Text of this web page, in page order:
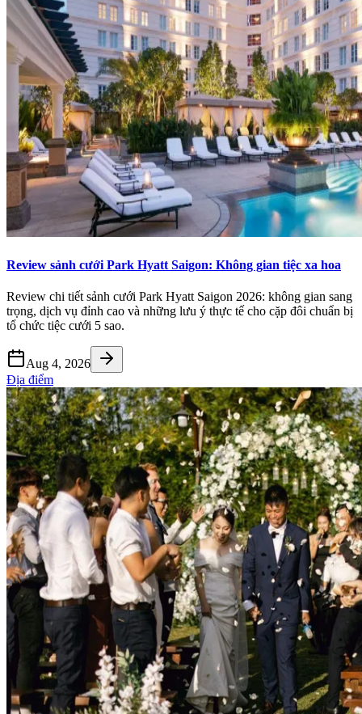
Review sảnh cưới Park Hyatt Saigon: Không gian tiệc xa hoa
Review chi tiết sảnh cưới Park Hyatt Saigon 2026: không gian sang
trọng, dịch vụ đỉnh cao và những lưu ý thực tế cho cặp đôi chuẩn bị
tổ chức tiệc cưới 5 sao.
Aug 4, 2026
Địa điểm